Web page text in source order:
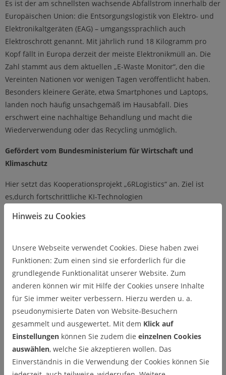
Es ist der am schnellsten wachsende Abfallstrom innerhalb der
Europäischen Union: die Entsorgungslogistik von Elektro- und
Elektronikaltgeräten (EAG) – umgangssprachlich auch
Elektroschrott genannt. Mit jährlich rund 18 Kilogramm pro
Kopf fällt in Europa derzeit der meiste Elektronikmüll an. Die
Zahl stammt aus dem aktuellen „E-Waste Monitor“, den die
Vereinten Nationen vor wenigen Tagen veröffentlicht haben.
Besonders kleinere Geräte, etwa Smartphones und Laptops,
landen noch häufig unsachgemäß im Hausabfall. Dies
erschwert eine nachhaltige Behandlung und macht die
Wiederverwendung oder das Recycling unmöglich.
Gefördert vom Bundesministerium für Wirtschaft und
Klimaschutz
Hier setzt das Kooperationsprojekt „6RLogistics“ an. Ziel ist
es,durch fortschrittliche KI-Technologien
zu transformieren. Maßgeblich gefördert wird das Vorhaben
(BMWK) im Umfang von rund drei Millionen Euro.
Etwa 500.000 Euro davon fließen direkt an die TU Clausthal. Die
wissenschaftliche Leitung für das Verbundprojekt liegt bei Prof.
Andreas Rausch in Kooperation mit dem Center for Digital
Technologies (DIGIT) und der Ostfalia Hochschule. Der
Informatiker spricht nach dem Kick-Off-Meeting in Nürnberg
von einem „bahnbrechenden Projekt, das die
Entsorgungslogistik im Bereich EAG revolutionieren kann“.
Unterstützt wird das Vorhaben, dessen Konsortialführung bei
der eds-r GmbH in Nürnberg liegt, im Rahmen des BMWK-
Hinweis zu Cookies
Unsere Webseite verwendet Cookies. Diese haben zwei
Funktionen: Zum einen sind sie erforderlich für die
grundlegende Funktionalität unserer Website. Zum
anderen können wir mit Hilfe der Cookies unsere Inhalte
für Sie immer weiter verbessern. Hierzu werden u. a.
pseudonymisierte Daten von Website-Besuchern
gesammelt und ausgewertet. Mit dem Klick auf
Einstellungen können Sie zudem die einzelnen Cookies
auswählen, welche Sie akzeptieren wollen. Das
Einverständnis in die Verwendung der Cookies können Sie